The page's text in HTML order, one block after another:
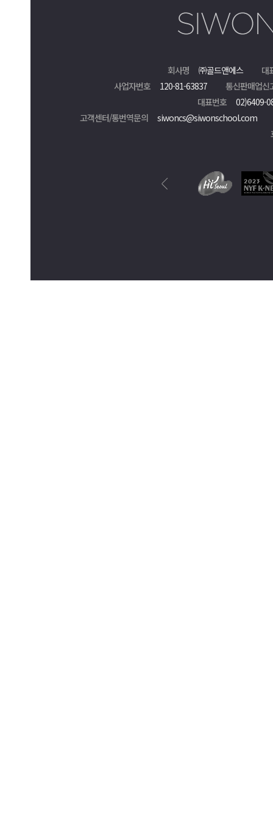
회사명 ㈜골드앤에스
대
사업자번호
120-81-63837
통신판매업신
대표번호
02)6409-
고객센터/통번역문의
siwoncs@siwonschool.com